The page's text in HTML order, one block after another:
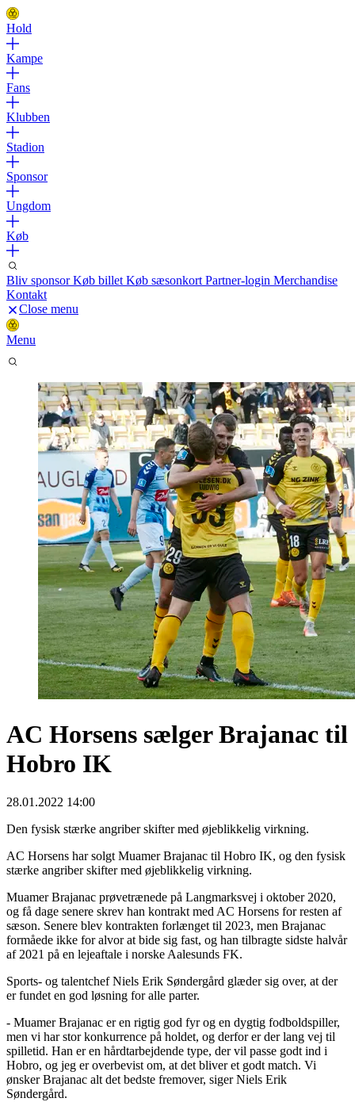
Hold
Kampe
Fans
Klubben
Stadion
Sponsor
Ungdom
Køb
Bliv sponsorKøb billet Køb sæsonkort Partner-login Merchandise
Kontakt
Close menu
Menu
AC Horsens sælger Brajanac til
Hobro IK
28.01.2022 14:00
Den fysisk stærke angriber skifter med øjeblikkelig virkning.
AC Horsens har solgt Muamer Brajanac til Hobro IK, og den fysisk
stærke angriber skifter med øjeblikkelig virkning.
Muamer Brajanac prøvetrænede på Langmarksvej i oktober 2020,
og få dage senere skrev han kontrakt med AC Horsens for resten af
sæson. Senere blev kontrakten forlænget til 2023, men Brajanac
formåede ikke for alvor at bide sig fast, og han tilbragte sidste halvår
af 2021 på en lejeaftale i norske Aalesunds FK.
Sports- og talentchef Niels Erik Søndergård glæder sig over, at der
er fundet en god løsning for alle parter.
- Muamer Brajanac er en rigtig god fyr og en dygtig fodboldspiller,
men vi har stor konkurrence på holdet, og derfor er der lang vej til
spilletid. Han er en hårdtarbejdende type, der vil passe godt ind i
Hobro, og jeg er overbevist om, at det bliver et godt match. Vi
ønsker Brajanac alt det bedste fremover, siger Niels Erik
Søndergård.